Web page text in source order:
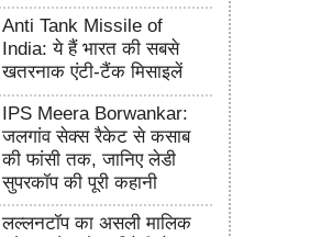
Anti Tank Missile of
India: ये हैं भारत की सबसे
खतरनाक एंटी-टैंक मिसाइलें
IPS Meera Borwankar:
जलगांव सेक्स रैकेट से कसाब
की फांसी तक, जानिए लेडी
सुपरकॉप की पूरी कहानी
लल्लनटॉप का असली मालिक